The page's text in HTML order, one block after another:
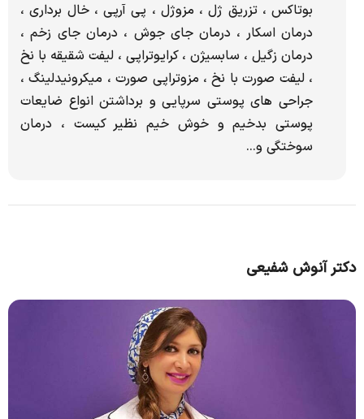
بوتاکس ، تزریق ژل ، مزوژل ، پی آرپی ، خال برداری ،
درمان اسکار ، درمان جای جوش ، درمان جای زخم ،
درمان زگیل ، سابسیژن ، کرایوتراپی ، لیفت شقیقه با نخ
، لیفت صورت با نخ ، مزوتراپی صورت ، میکرونیدلینگ ،
جراحی های پوستی سرپایی و برداشتن انواع ضایعات
پوستی بدخیم و خوش خیم نظیر کیست ، درمان
سوختگی و...
دکتر آنوش شفیعی